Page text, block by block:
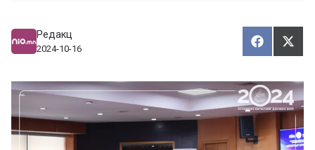
Редакц
2024-10-16
Х
у
а
а
л
ц
а
х
Т
э
э
х